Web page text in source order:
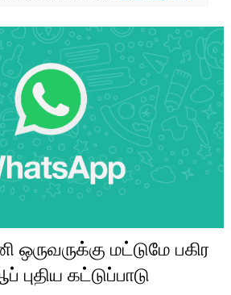
மட்டுமே பகிர
புதிய கட்டுப்பாடு